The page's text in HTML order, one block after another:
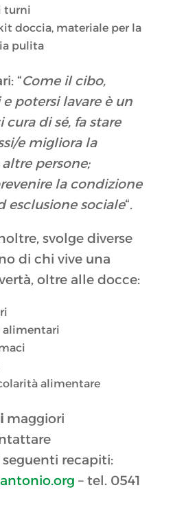
turni
doccia, materiale per la
pulita
“Come il cibo,
potersi lavare è un
di sé, fa stare
e migliora la
persone;
la condizione
esclusione sociale“.
svolge diverse
di chi vive una
oltre alle docce:
alimentari
alimentare
maggiori
seguenti recapiti:
– tel. 0541